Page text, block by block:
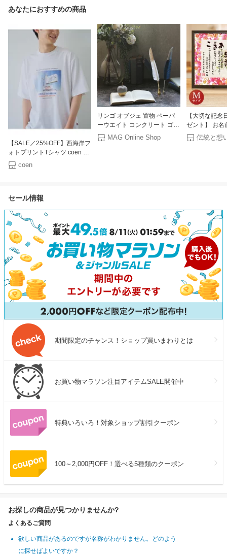
あなたにおすすめの商品
【SALE／25%OFF】西海岸フ
ォトプリントTシャツ coen コ
ーエン トップス カットソー・
Tシャツ ベージュ ホワイト
coen
リンゴ オブジェ 置物 ペーパ
ーウエイト コンクリート ゴー
ルド かっこいい オシャレ
HUNT9 Steven (スティーブ
MAG Online Shop
【大切な記念
ゼント】 お名
ド （Mサイズ
ムポエム 名前
セール情報
期間限定のチャンス！ショップ買いまわりとは
お買い物マラソン注目アイテムSALE開催中
特典いろいろ！対象ショップ割引クーポン
100～2,000円OFF！選べる5種類のクーポン
お探しの商品が見つかりませんか?
よくあるご質問
欲しい商品があるのですが名称がわかりません。どのよう
に探せばよいですか？